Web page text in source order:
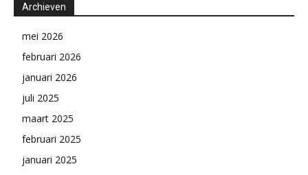
Archieven
mei 2026
februari 2026
januari 2026
juli 2025
maart 2025
februari 2025
januari 2025